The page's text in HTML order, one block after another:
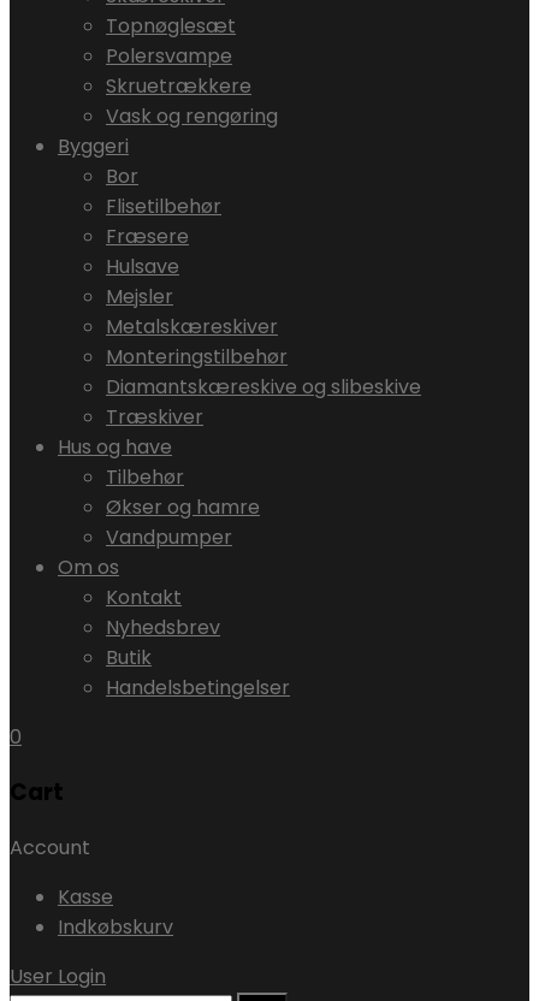
Topnøglesæt
Polersvampe
Skruetrækkere
Vask og rengøring
Byggeri
Bor
Flisetilbehør
Fræsere
Hulsave
Mejsler
Metalskæreskiver
Monteringstilbehør
Diamantskæreskive og slibeskive
Træskiver
Hus og have
Tilbehør
Økser og hamre
Vandpumper
Om os
Kontakt
Nyhedsbrev
Butik
Handelsbetingelser
0
Cart
Account
Kasse
Indkøbskurv
User Login